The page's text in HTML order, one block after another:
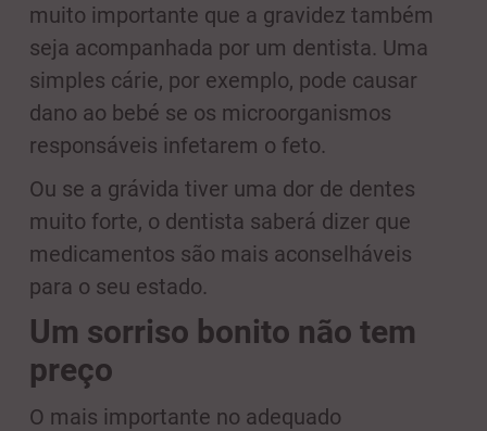
muito importante que a gravidez também
seja acompanhada por um dentista. Uma
simples cárie, por exemplo, pode causar
dano ao bebé se os microorganismos
responsáveis infetarem o feto.
Ou se a grávida tiver uma dor de dentes
muito forte, o dentista saberá dizer que
medicamentos são mais aconselháveis
para o seu estado.
Um sorriso bonito não tem
preço
O mais importante no adequado